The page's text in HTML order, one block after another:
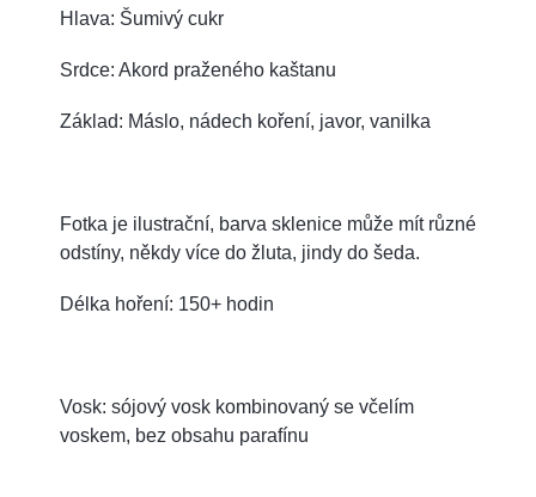
Hlava: Šumivý cukr
Srdce: Akord praženého kaštanu
Základ: Máslo, nádech koření, javor, vanilka
Fotka je ilustrační, barva sklenice může mít různé
odstíny, někdy více do žluta, jindy do šeda.
Délka hoření: 150+ hodin
Vosk: sójový vosk kombinovaný se včelím
voskem, bez obsahu parafínu